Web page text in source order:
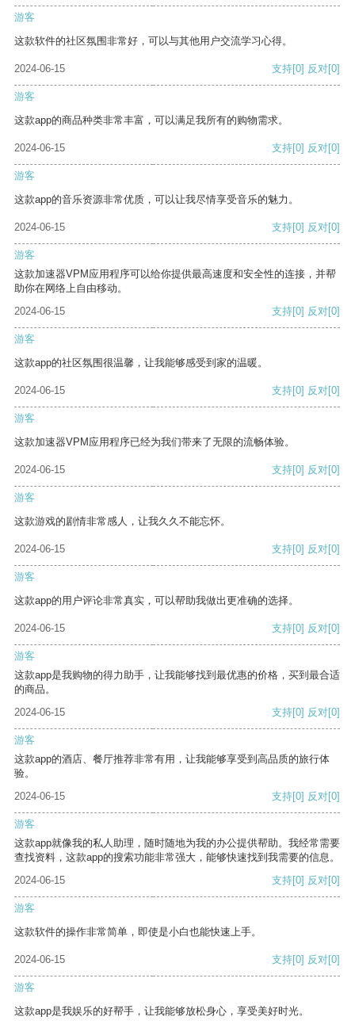
游客
这款软件的社区氛围非常好，可以与其他用户交流学习心得。
2024-06-15 支持[0] 反对[0]
游客
这款app的商品种类非常丰富，可以满足我所有的购物需求。
2024-06-15 支持[0] 反对[0]
游客
这款app的音乐资源非常优质，可以让我尽情享受音乐的魅力。
2024-06-15 支持[0] 反对[0]
游客
这款加速器VPM应用程序可以给你提供最高速度和安全性的连接，并帮
助你在网络上自由移动。
2024-06-15
支持[0] 反对[0]
游客
这款app的社区氛围很温馨，让我能够感受到家的温暖。
2024-06-15 支持[0] 反对[0]
游客
这款加速器VPM应用程序已经为我们带来了无限的流畅体验。
2024-06-15 支持[0] 反对[0]
游客
这款游戏的剧情非常感人，让我久久不能忘怀。
2024-06-15 支持[0] 反对[0]
游客
这款app的用户评论非常真实，可以帮助我做出更准确的选择。
2024-06-15 支持[0] 反对[0]
游客
这款app是我购物的得力助手，让我能够找到最优惠的价格，买到最合适
的商品。
2024-06-15
支持[0] 反对[0]
游客
这款app的酒店、餐厅推荐非常有用，让我能够享受到高品质的旅行体
验。
2024-06-15
支持[0] 反对[0]
游客
这款app就像我的私人助理，随时随地为我的办公提供帮助。我经常需要
查找资料，这款app的搜索功能非常强大，能够快速找到我需要的信息。
2024-06-15
支持[0] 反对[0]
游客
这款软件的操作非常简单，即使是小白也能快速上手。
2024-06-15 支持[0] 反对[0]
游客
这款app是我娱乐的好帮手，让我能够放松身心，享受美好时光。